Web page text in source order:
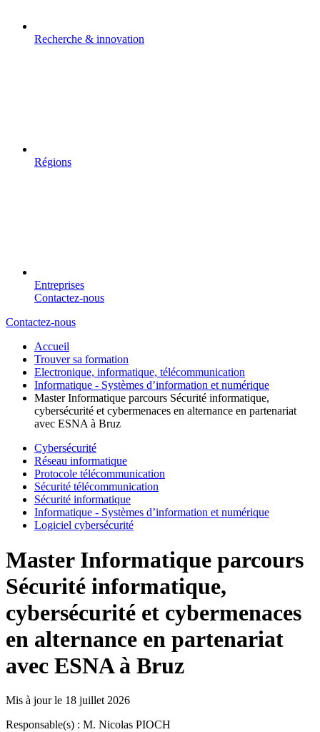
Recherche & innovation
Régions
Entreprises
Contactez-nous
Contactez-nous
Accueil
Trouver sa formation
Electronique, informatique, télécommunication
Informatique - Systèmes d’information et numérique
Master Informatique parcours Sécurité informatique,
cybersécurité et cybermenaces en alternance en partenariat
avec ESNA à Bruz
Cybersécurité
Réseau informatique
Protocole télécommunication
Sécurité télécommunication
Sécurité informatique
Informatique - Systèmes d’information et numérique
Logiciel cybersécurité
Master Informatique parcours
Sécurité informatique,
cybersécurité et cybermenaces
en alternance en partenariat
avec ESNA à Bruz
Mis à jour le 18 juillet 2026
Responsable(s) : M. Nicolas PIOCH